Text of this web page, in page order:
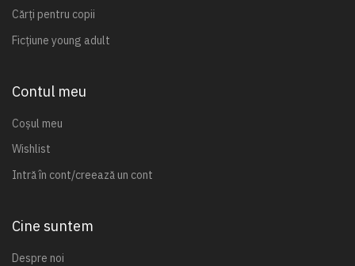
Cărți pentru copii
Ficțiune young adult
Contul meu
Coșul meu
Wishlist
Intră în cont/creează un cont
Cine suntem
Despre noi